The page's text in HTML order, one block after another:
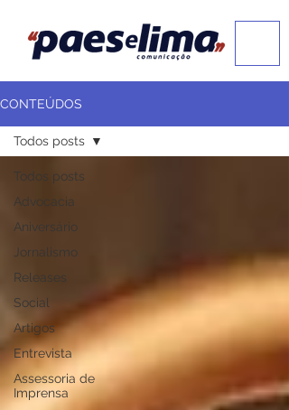
CONTEÚDOS
Todos posts
Advocacia
Aniversário
Jornalismo
Releases
Social
Artigos
Entrevista
Assessoria de
Imprensa
Todos posts